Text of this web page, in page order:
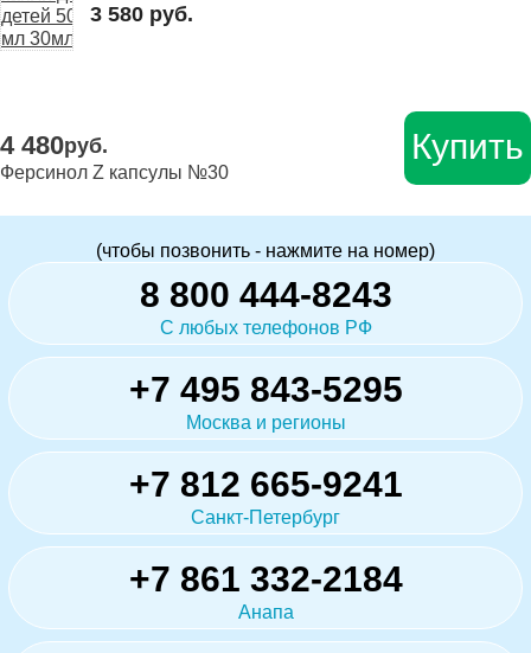
3 580 руб.
4 480руб.
Ферсинол Z капсулы №30
Купить
(чтобы позвонить - нажмите на номер)
8 800 444-8243
С любых телефонов РФ
+7 495 843-5295
Москва и регионы
+7 812 665-9241
Санкт-Петербург
+7 861 332-2184
Анапа